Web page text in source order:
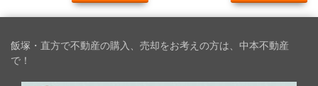
飯塚・直方で不動産の購入、売却をお考えの方は、中本不動産
で！